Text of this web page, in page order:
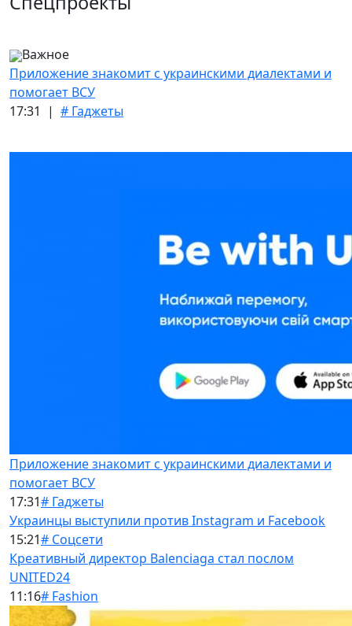
Важное
Приложение знакомит с украинскими диалектами и
помогает ВСУ
17:31 | # Гаджеты
Приложение знакомит с украинскими диалектами и
помогает ВСУ
17:31# Гаджеты
Украинцы выступили против Instagram и Facebook
15:21# Соцсети
Креативный директор Balenciaga стал послом
UNITED24
11:16# Fashion